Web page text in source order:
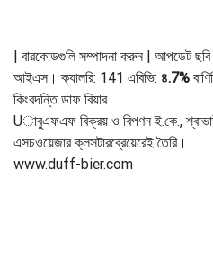
| বারকোডগুলি সম্পাদনা করুন | আপডেট ছবি
আইএস। ক্যালরি: 141 এবিভি: ৪.7%
কিংবদন্তি ডাফ বিয়ার
Uাবুএফএফ বিক্রয় ও বিপণন ই.কে.,
এসচওয়েজার ক্লসটারব্রেয়েরেই তৈরি।
www.duff-bier.com